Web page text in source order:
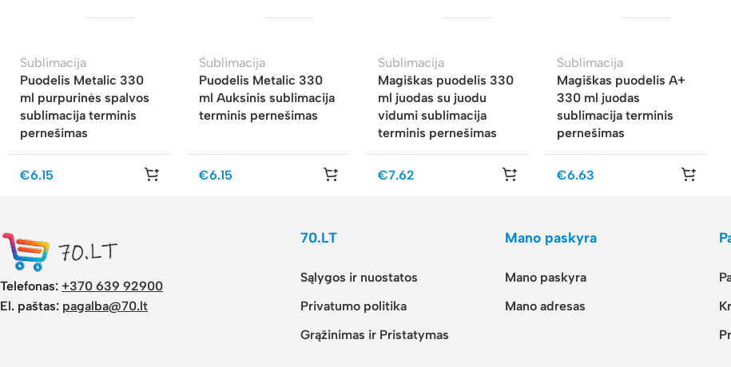
Sublimacija
Puodelis Metalic 330
ml purpurinės spalvos
sublimacija terminis
pernešimas
€6.15
Sublimacija
Puodelis Metalic 330
ml Auksinis sublimacija
terminis pernešimas
€6.15
Sublimacija
Magiškas puodelis 330
ml juodas su juodu
vidumi sublimacija
terminis pernešimas
€7.62
Sublimacija
Magiškas puodelis A+
330 ml juodas
sublimacija terminis
pernešimas
€6.63
Telefonas: +370 639 92900
El. paštas: pagalba@70.lt
70.LT
Sąlygos ir nuostatos
Privatumo politika
Grąžinimas ir Pristatymas
Mano paskyra
Mano paskyra
Mano adresas